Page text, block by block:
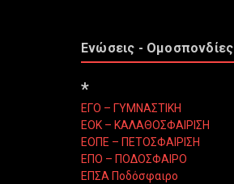
Ενώσεις - Ομοσπονδίες
*
ΕΓΟ – ΓΥΜΝΑΣΤΙΚΗ
ΕΟΚ – ΚΑΛΑΘΟΣΦΑΙΡΙΣΗ
ΕΟΠΕ – ΠΕΤΟΣΦΑΙΡΙΣΗ
ΕΠΟ – ΠΟΔΟΣΦΑΙΡΟ
ΕΠΣΑ Ποδόσφαιρο